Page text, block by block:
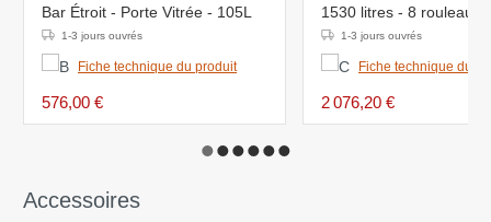
Bar Étroit - Porte Vitrée - 105L
1-3 jours ouvrés
Fiche technique du produit
576,00 €
1530 litres - 8 rouleaux -
1880x710x(h)1997mm
1-3 jours ouvrés
Fiche technique du
2 076,20 €
Accessoires